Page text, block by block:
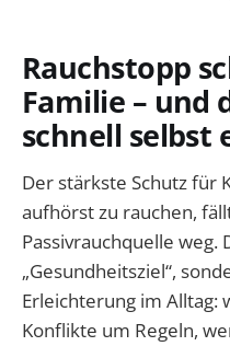
Rauchstopp
Familie – und
schnell selbst
Der stärkste Schutz für
aufhörst zu rauchen,
Passivrauchquelle weg.
„Gesundheitsziel“,
Erleichterung im Alltag:
Konflikte um Regeln,